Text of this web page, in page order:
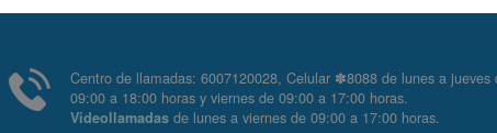
Centro de llamadas: 6007120028, Celular ✽8088 de lunes
09:00 a 18:00 horas y viernes de 09:00 a 17:00 horas.
Videollamadas de lunes a viernes de 09:00 a 17:00 horas.